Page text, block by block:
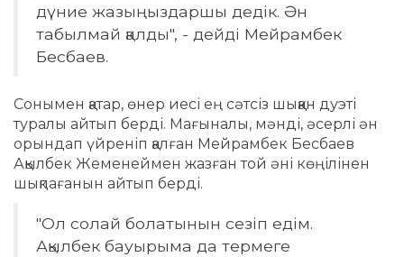
дүние жазыңыздаршы дедік. Ән
табылмай қалды", - дейді Мейрамбек
Бесбаев.
Сонымен қатар, өнер иесі ең сәтсіз шыққан дуэті
туралы айтып берді. Мағыналы, мәнді, әсерлі ән
орындап үйреніп қалған Мейрамбек Бесбаев
Ақылбек Жеменеймен жазған той әні көңілінен
шықпағанын айтып берді.
"Ол солай болатынын сезіп едім.
Ақылбек бауырыма да термеге